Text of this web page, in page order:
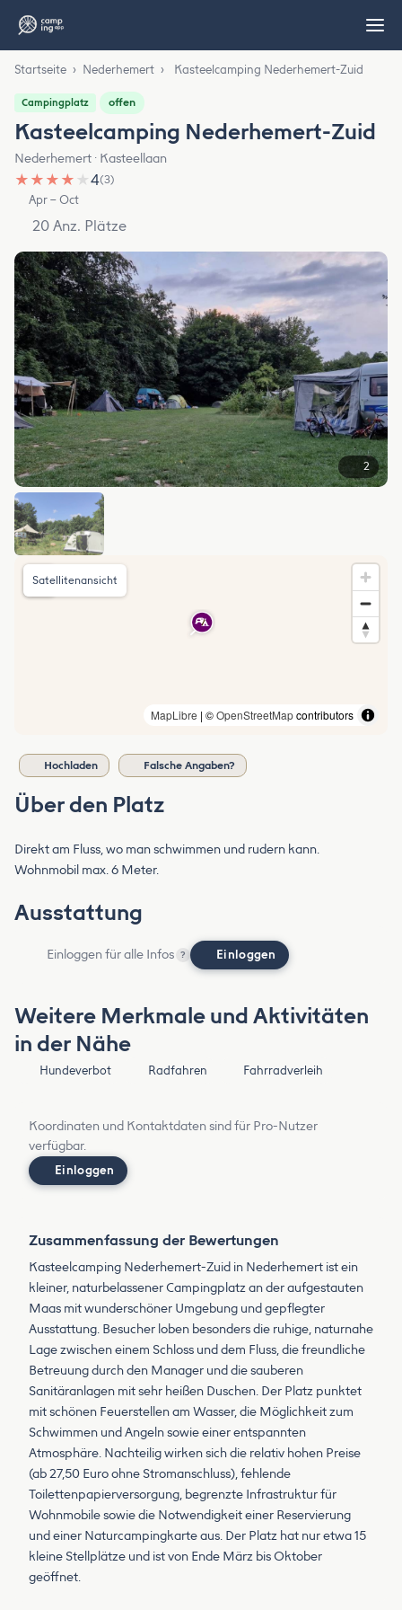
Startseite › Nederhemert › Kasteelcamping Nederhemert-Zuid
Campingplatz offen
Kasteelcamping Nederhemert-Zuid
Nederhemert · Kasteellaan
★ ★ ★ ★ ★4(3)
Apr – Oct
20 Anz. Plätze
2
MapLibre | ©OpenStreetMapcontributors
Satellitenansicht
Hochladen Falsche Angaben?
Über den Platz
Direkt am Fluss, wo man schwimmen und rudern kann.
Wohnmobil max. 6 Meter.
Ausstattung
Einloggen für alle Infos ? Einloggen
Weitere Merkmale und Aktivitäten
in der Nähe
Hundeverbot Radfahren Fahrradverleih
Koordinaten und Kontaktdaten sind für Pro-Nutzer
verfügbar.
Einloggen
Zusammenfassung der Bewertungen
Kasteelcamping Nederhemert-Zuid in Nederhemert ist ein
kleiner, naturbelassener Campingplatz an der aufgestauten
Maas mit wunderschöner Umgebung und gepflegter
Ausstattung. Besucher loben besonders die ruhige, naturnahe
Lage zwischen einem Schloss und dem Fluss, die freundliche
Betreuung durch den Manager und die sauberen
Sanitäranlagen mit sehr heißen Duschen. Der Platz punktet
mit schönen Feuerstellen am Wasser, die Möglichkeit zum
Schwimmen und Angeln sowie einer entspannten
Atmosphäre. Nachteilig wirken sich die relativ hohen Preise
(ab 27,50 Euro ohne Stromanschluss), fehlende
Toilettenpapierversorgung, begrenzte Infrastruktur für
Wohnmobile sowie die Notwendigkeit einer Reservierung
und einer Naturcampingkarte aus. Der Platz hat nur etwa 15
kleine Stellplätze und ist von Ende März bis Oktober
geöffnet.